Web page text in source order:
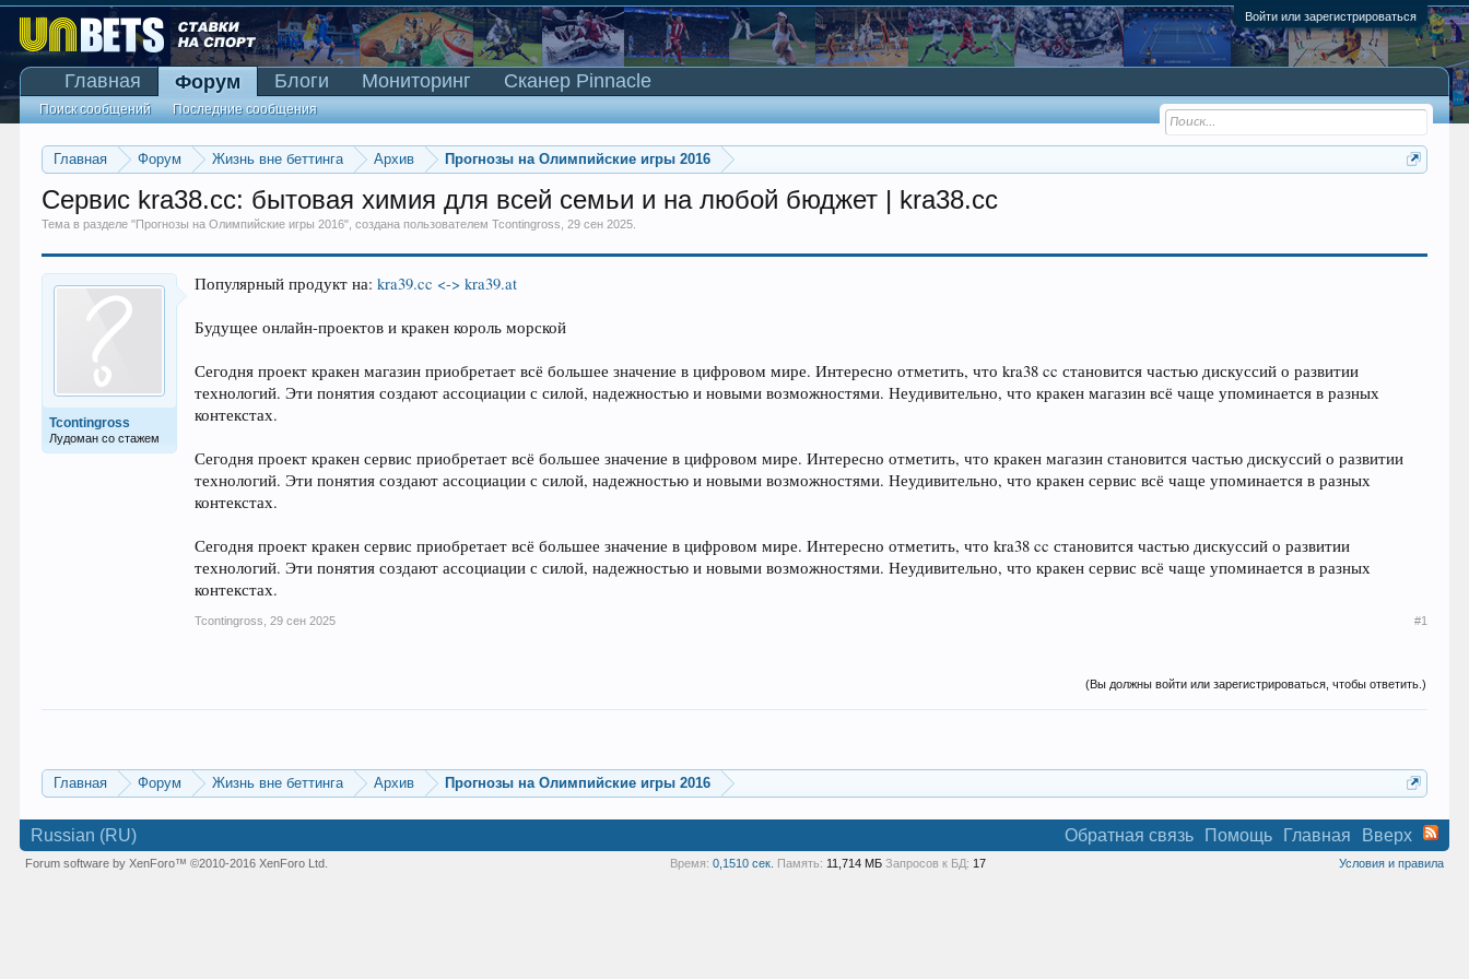
Войти или зарегистрироваться
Главная Форум Жизнь вне беттинга Архив Прогнозы на Олимпийские игры 2016
Сервис kra38.cc: бытовая химия для всей семьи и на любой бюджет | kra38.cc
Тема в разделе "Прогнозы на Олимпийские игры 2016", создана пользователемTcontingross ,29 сен 2025
Tcontingross
Лудоман со стажем
Популярный продукт на:kra39.cc <-> kra39.at
Будущее онлайн-проектов и кракен король морской
Сегодня проект кракен магазин приобретает всё большее значение в цифровом мире. Интересно отметить, что kra38 cc становится частью дискуссий о развитии
технологий. Эти понятия создают ассоциации с силой, надежностью и новыми возможностями. Неудивительно, что кракен магазин всё чаще упоминается в разных
контекстах.
Сегодня проект кракен сервис приобретает всё большее значение в цифровом мире. Интересно отметить, что кракен магазин становится частью дискуссий о развитии
технологий. Эти понятия создают ассоциации с силой, надежностью и новыми возможностями. Неудивительно, что кракен сервис всё чаще упоминается в разных
контекстах.
Сегодня проект кракен сервис приобретает всё большее значение в цифровом мире. Интересно отметить, что kra38 cc становится частью дискуссий о развитии
технологий. Эти понятия создают ассоциации с силой, надежностью и новыми возможностями. Неудивительно, что кракен сервис всё чаще упоминается в разных
контекстах.
Tcontingross 29 сен 2025 #1
(Вы должны войти или зарегистрироваться, чтобы ответить.)
Главная Форум Жизнь вне беттинга Архив Прогнозы на Олимпийские игры 2016
Главная Форум
Поиск сообщений Последние сообщения
Блоги Мониторинг Сканер Pinnacle
Russian (RU) Обратная связь Помощь Главная Вверх
Условия и правила
Forum software by XenForo™©2010-2016 XenForo Ltd. Время: 0,1510 сек. Память: 11,714 МБ Запросов к БД: 17